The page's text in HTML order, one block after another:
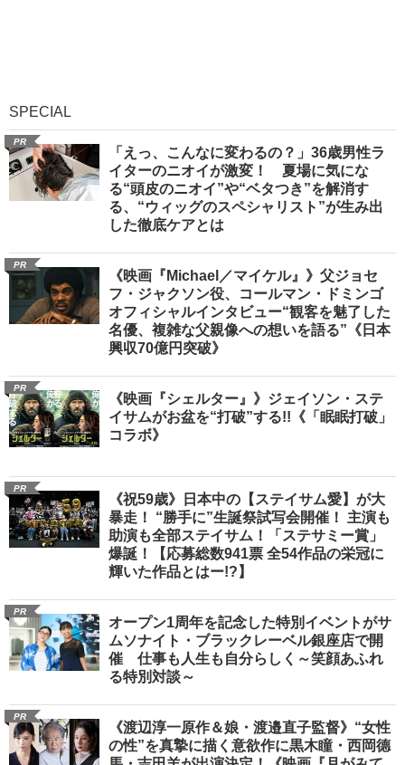
SPECIAL
PR
「えっ、こんなに変わるの？」36歳男性ラ
イターのニオイが激変！ 夏場に気にな
る“頭皮のニオイ”や“ベタつき”を解消す
る、“ウィッグのスペシャリスト”が生み出
した徹底ケアとは
PR
《映画『Michael／マイケル』》父ジョセ
フ・ジャクソン役、コールマン・ドミンゴ
オフィシャルインタビュー“観客を魅了した
名優、複雑な父親像への想いを語る”《日本
興収70億円突破》
PR
《映画『シェルター』》ジェイソン・ステ
イサムがお盆を“打破”する!!《「眠眠打破」
コラボ》
PR
《祝59歳》日本中の【ステイサム愛】が大
暴走！ “勝手に”生誕祭試写会開催！ 主演も
助演も全部ステイサム！「ステサミー賞」
爆誕！【応募総数941票 全54作品の栄冠に
輝いた作品とはー!?】
PR
オープン1周年を記念した特別イベントがサ
ムソナイト・ブラックレーベル銀座店で開
催 仕事も人生も自分らしく～笑顔あふれ
る特別対談～
PR
《渡辺淳一原作＆娘・渡邉直子監督》“女性
の性”を真摯に描く意欲作に黒木瞳・西岡德